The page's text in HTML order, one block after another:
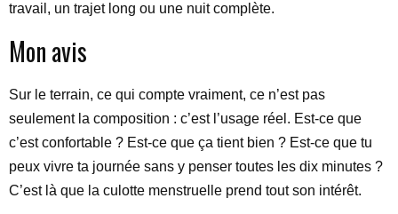
travail, un trajet long ou une nuit complète.
Mon avis
Sur le terrain, ce qui compte vraiment, ce n’est pas
seulement la composition : c’est l’usage réel. Est-ce que
c’est confortable ? Est-ce que ça tient bien ? Est-ce que tu
peux vivre ta journée sans y penser toutes les dix minutes ?
C’est là que la culotte menstruelle prend tout son intérêt.